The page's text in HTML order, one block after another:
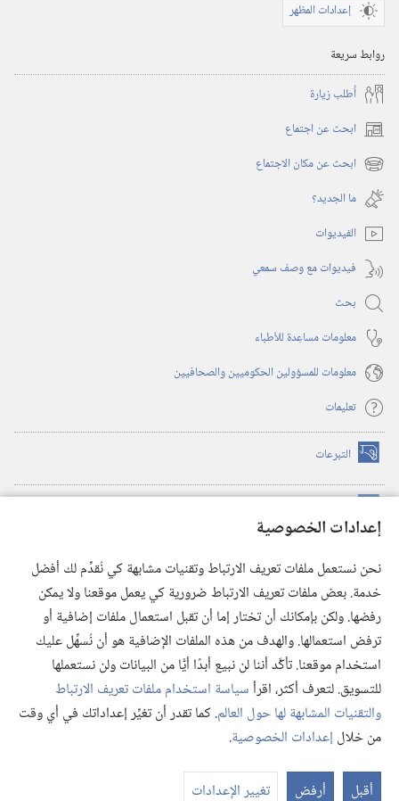
إعدادات الخصوصية
نحن نستعمل ملفات تعريف الارتباط وتقنيات مشابهة كي نُقدِّم لك أفضل
خدمة. بعض ملفات تعريف الارتباط ضرورية كي يعمل موقعنا ولا يمكن
رفضها. ولكن بإمكانك أن تختار إما أن تقبل استعمال ملفات إضافية أو
ترفض استعمالها. والهدف من هذه الملفات الإضافية هو أن نُسهِّل عليك
استخدام موقعنا. تأكَّد أننا لن نبيع أبدًا أيًّا من البيانات ولن نستعملها
للتسويق. لتعرف أكثر، اقرأسياسة استخدام ملفات تعريف الارتباط
والتقنيات المشابهة لها حول العالم. كما تقدر أن تغيِّر إعداداتك في أي وقت
من خلال إعدادات الخصوصية.
أقبل أرفض تغيير الإعدادات
إعدادات المظهر
روابط سريعة
أُطلب زيارة
ابحث عن اجتماع (يفتح
نافذة ابحث عن مكان الاجتماع (يفتح
نافذة
جديدة)
ما الجديد؟‏
الفيديوات
فيديوات مع وصف سمعي
بحث
معلومات مساعِدة للأطباء
معلومات للمسؤولين الحكوميين والصحافيين
تعليمات
التبرعات (يفتح
نافذة
(يفتح
نافذة
(يفتح
نافذة
جديدة) تطبيق ®
JW Library
مكتبة برج المراقبة
© 2026 .Watch Tower Bible and Tract Society of Pennsylvania
شروط الاستخدام |